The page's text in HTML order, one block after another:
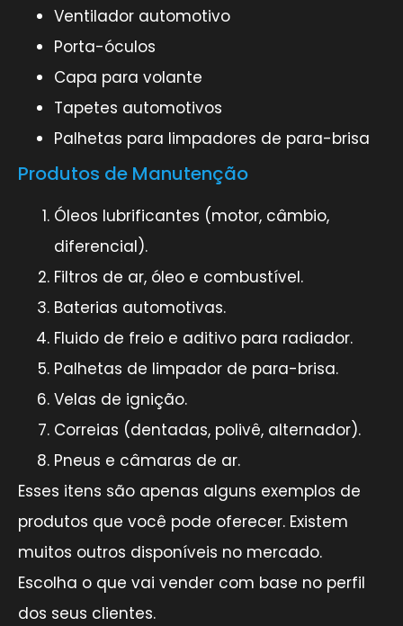
Ventilador automotivo
Porta-óculos
Capa para volante
Tapetes automotivos
Palhetas para limpadores de para-brisa
Produtos de Manutenção
Óleos lubrificantes (motor, câmbio,
diferencial).
Filtros de ar, óleo e combustível.
Baterias automotivas.
Fluido de freio e aditivo para radiador.
Palhetas de limpador de para-brisa.
Velas de ignição.
Correias (dentadas, polivê, alternador).
Pneus e câmaras de ar.
Esses itens são apenas alguns exemplos de
produtos que você pode oferecer. Existem
muitos outros disponíveis no mercado.
Escolha o que vai vender com base no perfil
dos seus clientes.